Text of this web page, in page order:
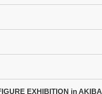
EXHIBITION in AKIBA